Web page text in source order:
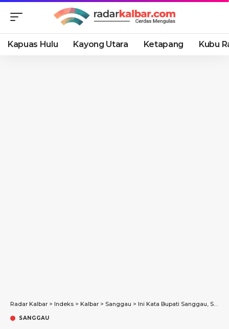
Kapuas Hulu Kayong Utara Ketapang Kubu
Radar Kalbar > Indeks > Kalbar > Sanggau > Ini Kata Bupati Sanggau, Saat Membuka Jomka di Beduai, Sanggau
SANGGAU